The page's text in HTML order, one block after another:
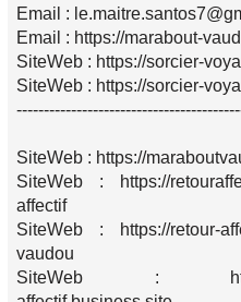
Email :
Email : https://marabout-
SiteWeb : https://sorcier-
SiteWeb : https://sorcier-
SiteWeb : https://
SiteWeb : https://
affectif
SiteWeb : https://retour-
vaudou
SiteWeb : https://